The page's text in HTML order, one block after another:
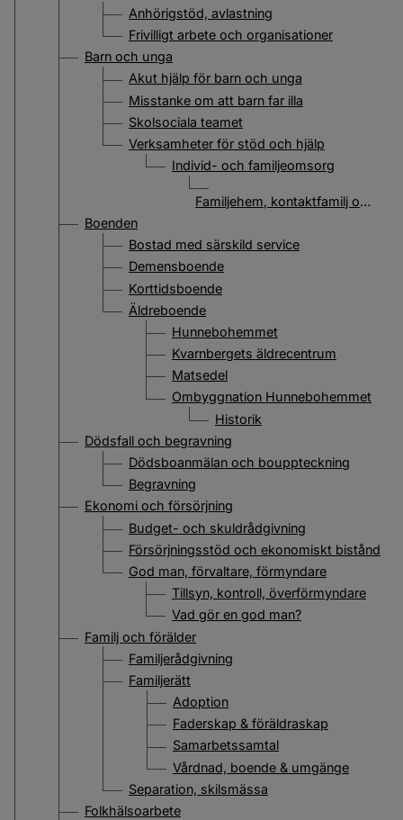
Anhörigstöd, avlastning
Frivilligt arbete och organisationer
Barn och unga
Akut hjälp för barn och unga
Misstanke om att barn far illa
Skolsociala teamet
Verksamheter för stöd och hjälp
Individ- och familjeomsorg
Familjehem, kontaktfamilj och kontaktperson
Boenden
Bostad med särskild service
Demensboende
Korttidsboende
Äldreboende
Hunnebohemmet
Kvarnbergets äldrecentrum
Matsedel
Ombyggnation Hunnebohemmet
Historik
Dödsfall och begravning
Dödsboanmälan och bouppteckning
Begravning
Ekonomi och försörjning
Budget- och skuldrådgivning
Försörjningsstöd och ekonomiskt bistånd
God man, förvaltare, förmyndare
Tillsyn, kontroll, överförmyndare
Vad gör en god man?
Familj och förälder
Familjerådgivning
Familjerätt
Adoption
Faderskap & föräldraskap
Samarbetssamtal
Vårdnad, boende & umgänge
Separation, skilsmässa
Folkhälsoarbete